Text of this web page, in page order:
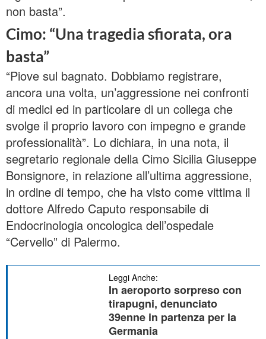
non basta”.
Cimo: “Una tragedia sfiorata, ora
basta”
“Piove sul bagnato. Dobbiamo registrare,
ancora una volta, un’aggressione nei confronti
di medici ed in particolare di un collega che
svolge il proprio lavoro con impegno e grande
professionalità”. Lo dichiara, in una nota, il
segretario regionale della Cimo Sicilia Giuseppe
Bonsignore, in relazione all’ultima aggressione,
in ordine di tempo, che ha visto come vittima il
dottore Alfredo Caputo responsabile di
Endocrinologia oncologica dell’ospedale
“Cervello” di Palermo.
Leggi Anche:
In aeroporto sorpreso con
tirapugni, denunciato
39enne in partenza per la
Germania